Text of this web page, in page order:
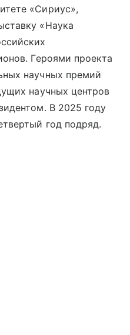
«Сириус»,
«Наука
Героями проекта
научных премий
научных центров
В 2025 году
год подряд.